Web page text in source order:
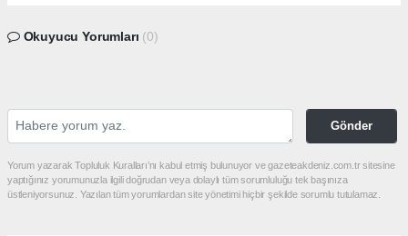
Okuyucu Yorumları (0)
Gönder
Yorum yazarak Topluluk Kuralları’nı kabul etmiş bulunuyor ve gazeteakdeniz.com.tr sitesine
yaptığınız yorumunuzla ilgili doğrudan veya dolaylı tüm sorumluluğu tek başınıza
üstleniyorsunuz. Yazılan tüm yorumlardan site yönetimi hiçbir şekilde sorumlu tutulamaz.